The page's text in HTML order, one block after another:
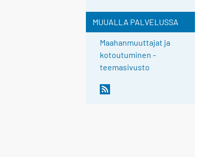
MUUALLA PALVELUSSA
Maahanmuuttajat ja
kotoutuminen -
teemasivusto